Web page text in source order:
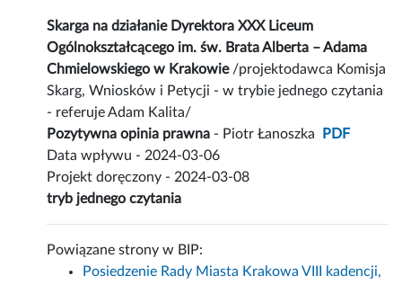
Skarga na działanie Dyrektora XXX Liceum
Ogólnokształcącego im. św. Brata Alberta – Adama
Chmielowskiego w Krakowie /projektodawca Komisja
Skarg, Wniosków i Petycji - w trybie jednego czytania
- referuje Adam Kalita/
Pozytywna opinia prawna - Piotr Łanoszka
PDF
Data wpływu - 2024-03-06
Projekt doręczony - 2024-03-08
tryb jednego czytania
Powiązane strony w BIP:
Posiedzenie Rady Miasta Krakowa VIII kadencji,